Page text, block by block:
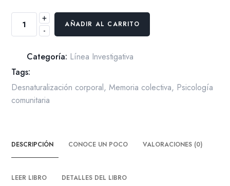
-
Experiencias
psicología
comunitaria
+
AÑADIR AL CARRITO
Categoría: Línea Investigativa
Tags:
Desnaturalización corporal,Memoria colectiva, Psicología
comunitaria
DESCRIPCIÓN CONOCE UN POCO VALORACIONES (0)
LEER LIBRO DETALLES DEL LIBRO